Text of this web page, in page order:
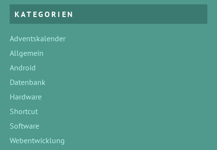
KATEGORIEN
Adventskalender
Allgemein
Android
Datenbank
Hardware
Shortcut
Software
Webentwicklung